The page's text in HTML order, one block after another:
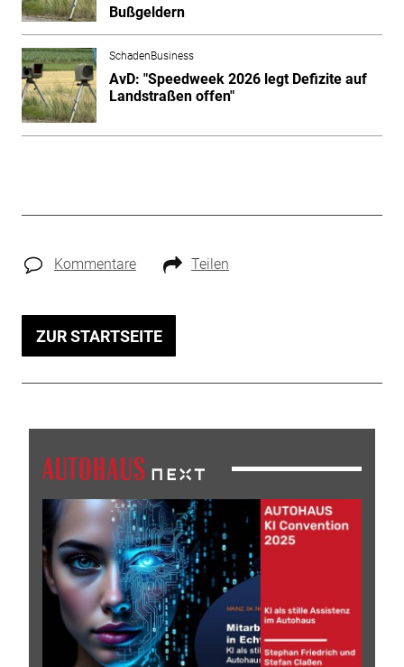
Bußgeldern
SchadenBusiness
AvD: "Speedweek 2026 legt Defizite auf
Landstraßen offen"
Kommentare Teilen
ZUR STARTSEITE